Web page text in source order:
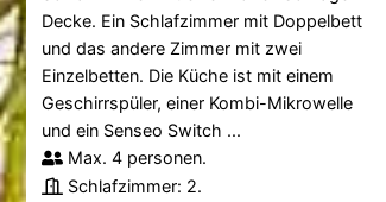
Decke. Ein Schlafzimmer mit Doppelbett
und das andere Zimmer mit zwei
Einzelbetten. Die Küche ist mit einem
Geschirrspüler, einer Kombi-Mikrowelle
und ein Senseo Switch ...
Max. 4 personen.
Schlafzimmer: 2.